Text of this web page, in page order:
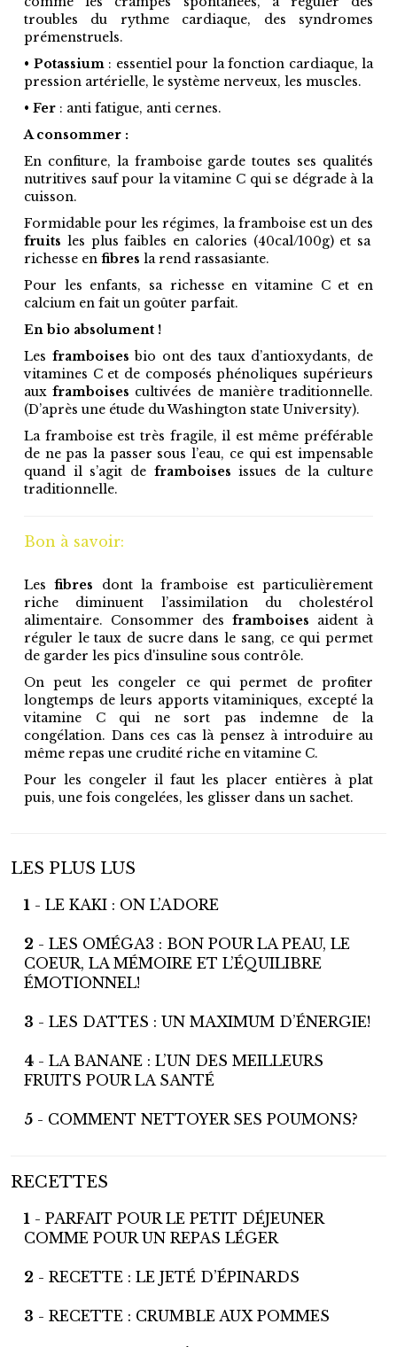
troubles du rythme cardiaque, des syndromes
prémenstruels.
• Potassium : essentiel pour la fonction cardiaque, la
pression artérielle, le système nerveux, les muscles.
• Fer : anti fatigue, anti cernes.
A consommer :
En confiture, la framboise garde toutes ses qualités
nutritives sauf pour la vitamine C qui se dégrade à la
cuisson.
Formidable pour les régimes, la framboise est un des
fruits les plus faibles en calories (40cal/100g) et sa
richesse en fibres la rend rassasiante.
Pour les enfants, sa richesse en vitamine C et en
calcium en fait un goûter parfait.
En bio absolument !
Les framboisesbio ont des taux d’antioxydants, de
vitamines C et de composés phénoliques supérieurs
aux framboises cultivées de manière traditionnelle.
(D’après une étude du Washington state University).
La framboise est très fragile, il est même préférable
de ne pas la passer sous l’eau, ce qui est impensable
quand il s’agit deframboisesissues de la culture
traditionnelle.
Bon à savoir:
Les fibres dont la framboise est particulièrement
riche diminuent l’assimilation du cholestérol
alimentaire. Consommer des framboises aident à
réguler le taux de sucre dans le sang, ce qui permet
de garder les pics d'insuline sous contrôle.
On peut les congeler ce qui permet de profiter
longtemps de leurs apports vitaminiques, excepté la
vitamine C qui ne sort pas indemne de la
congélation. Dans ces cas là pensez à introduire au
même repas une crudité riche en vitamine C.
Pour les congeler il faut les placer entières à plat
puis, une fois congelées, les glisser dans un sachet.
LES PLUS LUS
1 - LE KAKI : ON L’ADORE
2 - LES OMÉGA3 : BON POUR LA PEAU, LE
COEUR, LA MÉMOIRE ET L’ÉQUILIBRE
ÉMOTIONNEL!
3 - LES DATTES : UN MAXIMUM D’ÉNERGIE!
4 - LA BANANE : L’UN DES MEILLEURS
FRUITS POUR LA SANTÉ
5 - COMMENT NETTOYER SES POUMONS?
RECETTES
1 - PARFAIT POUR LE PETIT DÉJEUNER
COMME POUR UN REPAS LÉGER
2 - RECETTE : LE JETÉ D’ÉPINARDS
3 - RECETTE : CRUMBLE AUX POMMES